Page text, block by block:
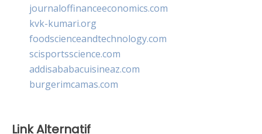
journaloffinanceeconomics.com
kvk-kumari.org
foodscienceandtechnology.com
scisportsscience.com
addisababacuisineaz.com
burgerimcamas.com
Link Alternatif